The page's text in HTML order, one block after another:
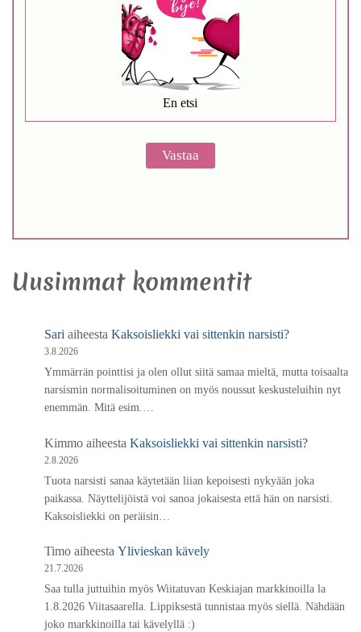
En etsi
Uusimmat kommentit
Sari aiheesta Kaksoisliekki vai sittenkin narsisti?
3.8.2026
Ymmärrän pointtisi ja olen ollut siitä samaa mieltä, mutta toisaalta
narsismin normalisoituminen on myös noussut keskusteluihin nyt
enemmän. Mitä esim.…
Kimmo aiheesta Kaksoisliekki vai sittenkin narsisti?
2.8.2026
Tuota narsisti sanaa käytetään liian kepoisesti nykyään joka
paikassa. Näyttelijöistä voi sanoa jokaisesta että hän on narsisti.
Kaksoisliekki on peräisin…
Timo aiheesta Ylivieskan kävely
21.7.2026
Saa tulla juttuihin myös Wiitatuvan Keskiajan markkinoilla la
1.8.2026 Viitasaarella. Lippiksestä tunnistaa myös siellä. Nähdään
joko markkinoilla tai kävelyllä :)